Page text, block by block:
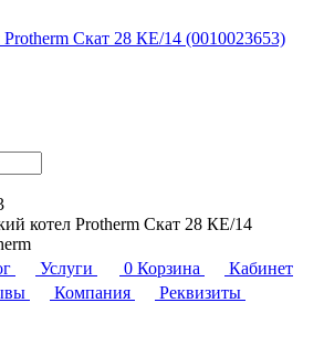
Скат 28 КE/14 (0010023653)
котел Protherm Скат 28 КE/14
Услуги 0 Корзина
Кабинет
Компания
Реквизиты